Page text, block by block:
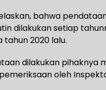
bahwa
dilakukan setiap
tahun 2020 lalu.
dilakukan pihaknya
oleh